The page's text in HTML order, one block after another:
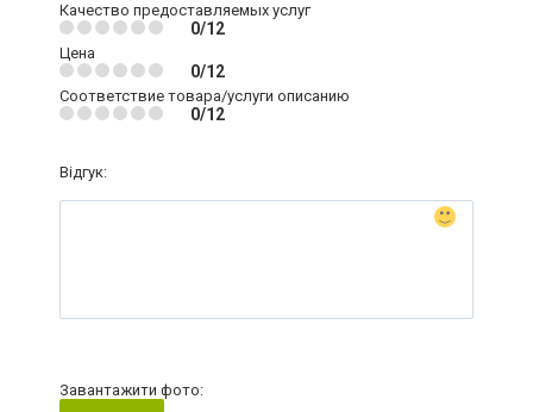
Качество предоставляемых услуг
0/12
Цена
0/12
Соответствие товара/услуги описанию
0/12
Відгук:
Завантажити фото: